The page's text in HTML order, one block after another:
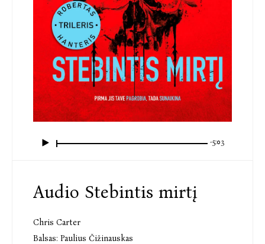
-5:03
Audio Stebintis mirtį
Chris Carter
Balsas: Paulius Čižinauskas